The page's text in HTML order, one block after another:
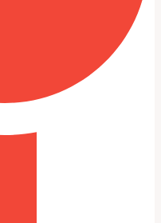
с рекомендованными
Назначение
фильтра и